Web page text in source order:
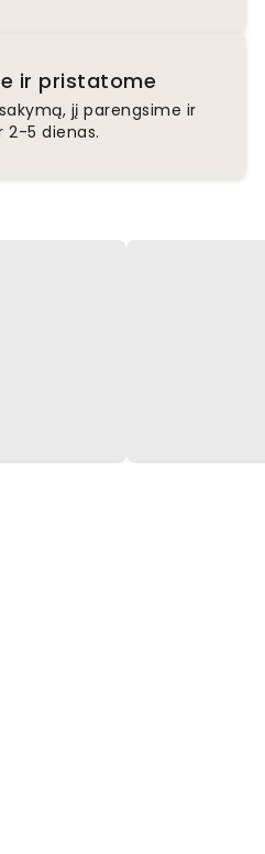
ir pristatome
jį parengsime ir
2-5 dienas.